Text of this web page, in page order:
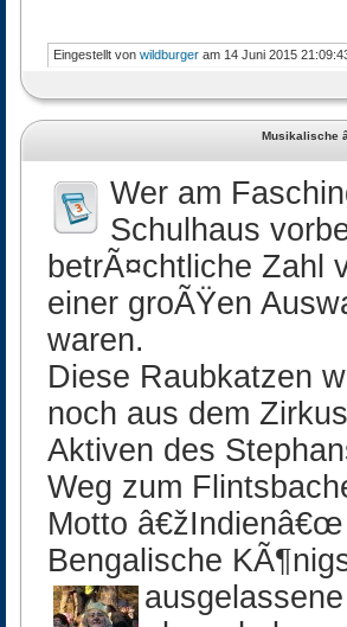
Eingestellt von wildburger am 14 Juni 2015
Musikalische
Wer am
Schulhaus
betrÃ¤chtliche Zahl
einer groÃŸen
waren.
Diese Raubkatzen
noch aus dem
Aktiven des
Weg zum
Motto
Bengalische